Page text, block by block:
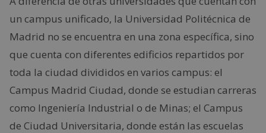
un campus unificado, la Universidad Politécnica de
Madrid no se encuentra en una zona específica, sino
que cuenta con diferentes edificios repartidos por
toda la ciudad divididos en varios campus: el
Campus Madrid Ciudad, donde se estudian carreras
como Ingeniería Industrial o de Minas; el Campus
de Ciudad Universitaria, donde están las escuelas